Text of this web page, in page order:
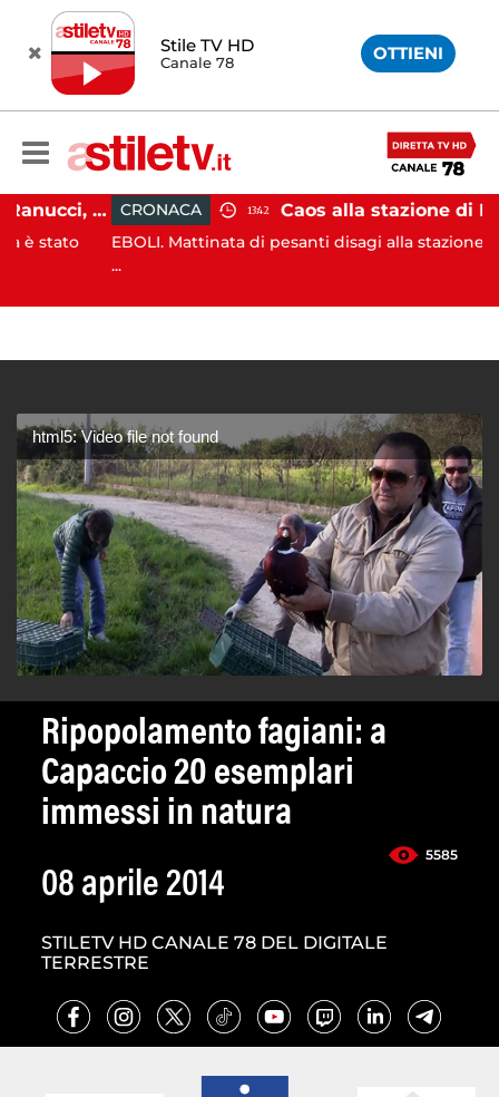
Stile TV HD
Canale 78 OTTIENI
Attentato a Sigfrido Ranucci, arrestato Walter Lavitola CRONACA 13:42
EBOLI. Mattinata di pesanti disagi alla stazione
html5: Video file not found
Ripopolamento fagiani: a
Capaccio 20 esemplari
immessi in natura
5585
08 aprile 2014
STILETV HD CANALE 78 DEL DIGITALE
TERRESTRE